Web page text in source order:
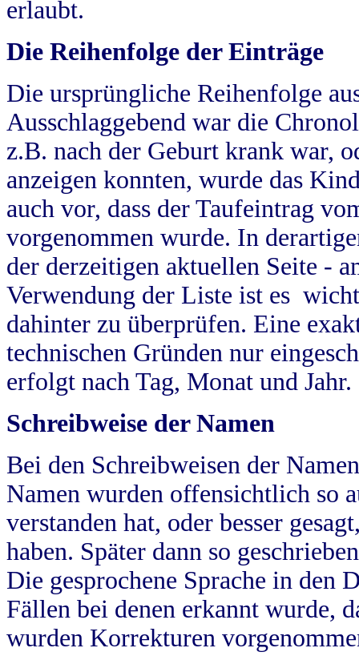
erlaubt.
Die Reihenfolge der Einträge
Die ursprüngliche Reihenfolge
Ausschlaggebend war die
z.B. nach der Geburt krank war,
anzeigen konnten, wurde das
auch vor, dass der Taufeintrag
vorgenommen wurde. In
der derzeitigen aktuellen Seite -
Verwendung der Liste ist es
dahinter zu überprüfen. Eine
technischen Gründen nur
erfolgt nach Tag, Monat und Jahr.
Schreibweise der Namen
Bei den Schreibweisen der
Namen wurden offensichtlich so
verstanden hat, oder besser
haben. Später dann so
Die gesprochene Sprache in
Fällen bei denen erkannt wurde,
wurden Korrekturen